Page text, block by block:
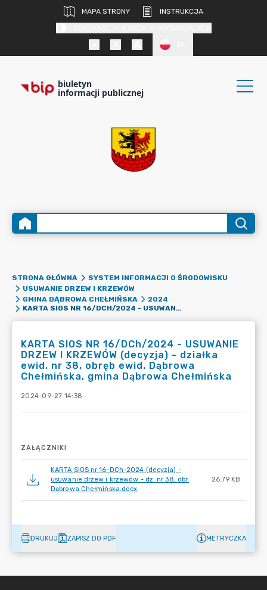
MAPA STRONY
INSTRUKCJA
biuletyn
informacji publicznej
STRONA GŁÓWNA
SYSTEM INFORMACJI O ŚRODOWISKU
USUWANIE DRZEW I KRZEWÓW
GMINA DĄBROWA CHEŁMIŃSKA
2024
KARTA SIOS NR 16/DCH/2024 - USUWANIE DRZEW I KRZEWÓW (DECYZJA) - DZIAŁKA EWID. NR 38, OBRĘB EWID. DĄBROWA CHEŁMIŃSKA, GMINA DĄBROWA CHEŁMIŃSKA
KARTA SIOS NR 16/DCh/2024 - USUWANIE
DRZEW I KRZEWÓW (decyzja) - działka
ewid. nr 38, obręb ewid. Dąbrowa
Chełmińska, gmina Dąbrowa Chełmińska
2024-09-27 14:38
ZAŁĄCZNIKI
KARTA SIOS nr 16-DCh-2024 (decyzja) -
usuwanie drzew i krzewów - dz. nr 38, obr.
Dąbrowa Chełmińska.docx
26.79 KB
DRUKUJ ZAPISZ DO PDF METRYCZKA